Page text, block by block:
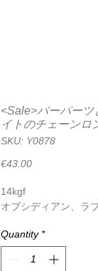
<Sale>バーパーツ
イトのチェーンロ
SKU: Y0878
€43.00Price
14kgf
オブシディアン、ラ
Quantity *